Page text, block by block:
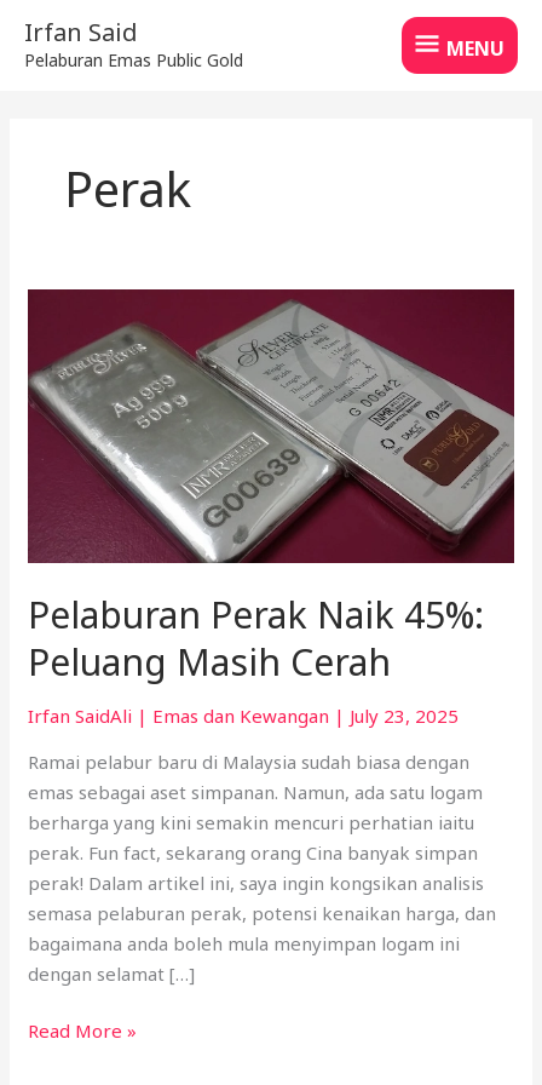
content
Irfan Said
Pelaburan Emas Public Gold
MENU
MENU
Perak
Pelaburan Perak Naik 45%:
Peluang Masih Cerah
Irfan SaidAli | Emas dan Kewangan | July 23, 2025
Ramai pelabur baru di Malaysia sudah biasa dengan
emas sebagai aset simpanan. Namun, ada satu logam
berharga yang kini semakin mencuri perhatian iaitu
perak. Fun fact, sekarang orang Cina banyak simpan
perak! Dalam artikel ini, saya ingin kongsikan analisis
semasa pelaburan perak, potensi kenaikan harga, dan
bagaimana anda boleh mula menyimpan logam ini
dengan selamat […]
Naik
45%:
Peluang
Masih
Read More »